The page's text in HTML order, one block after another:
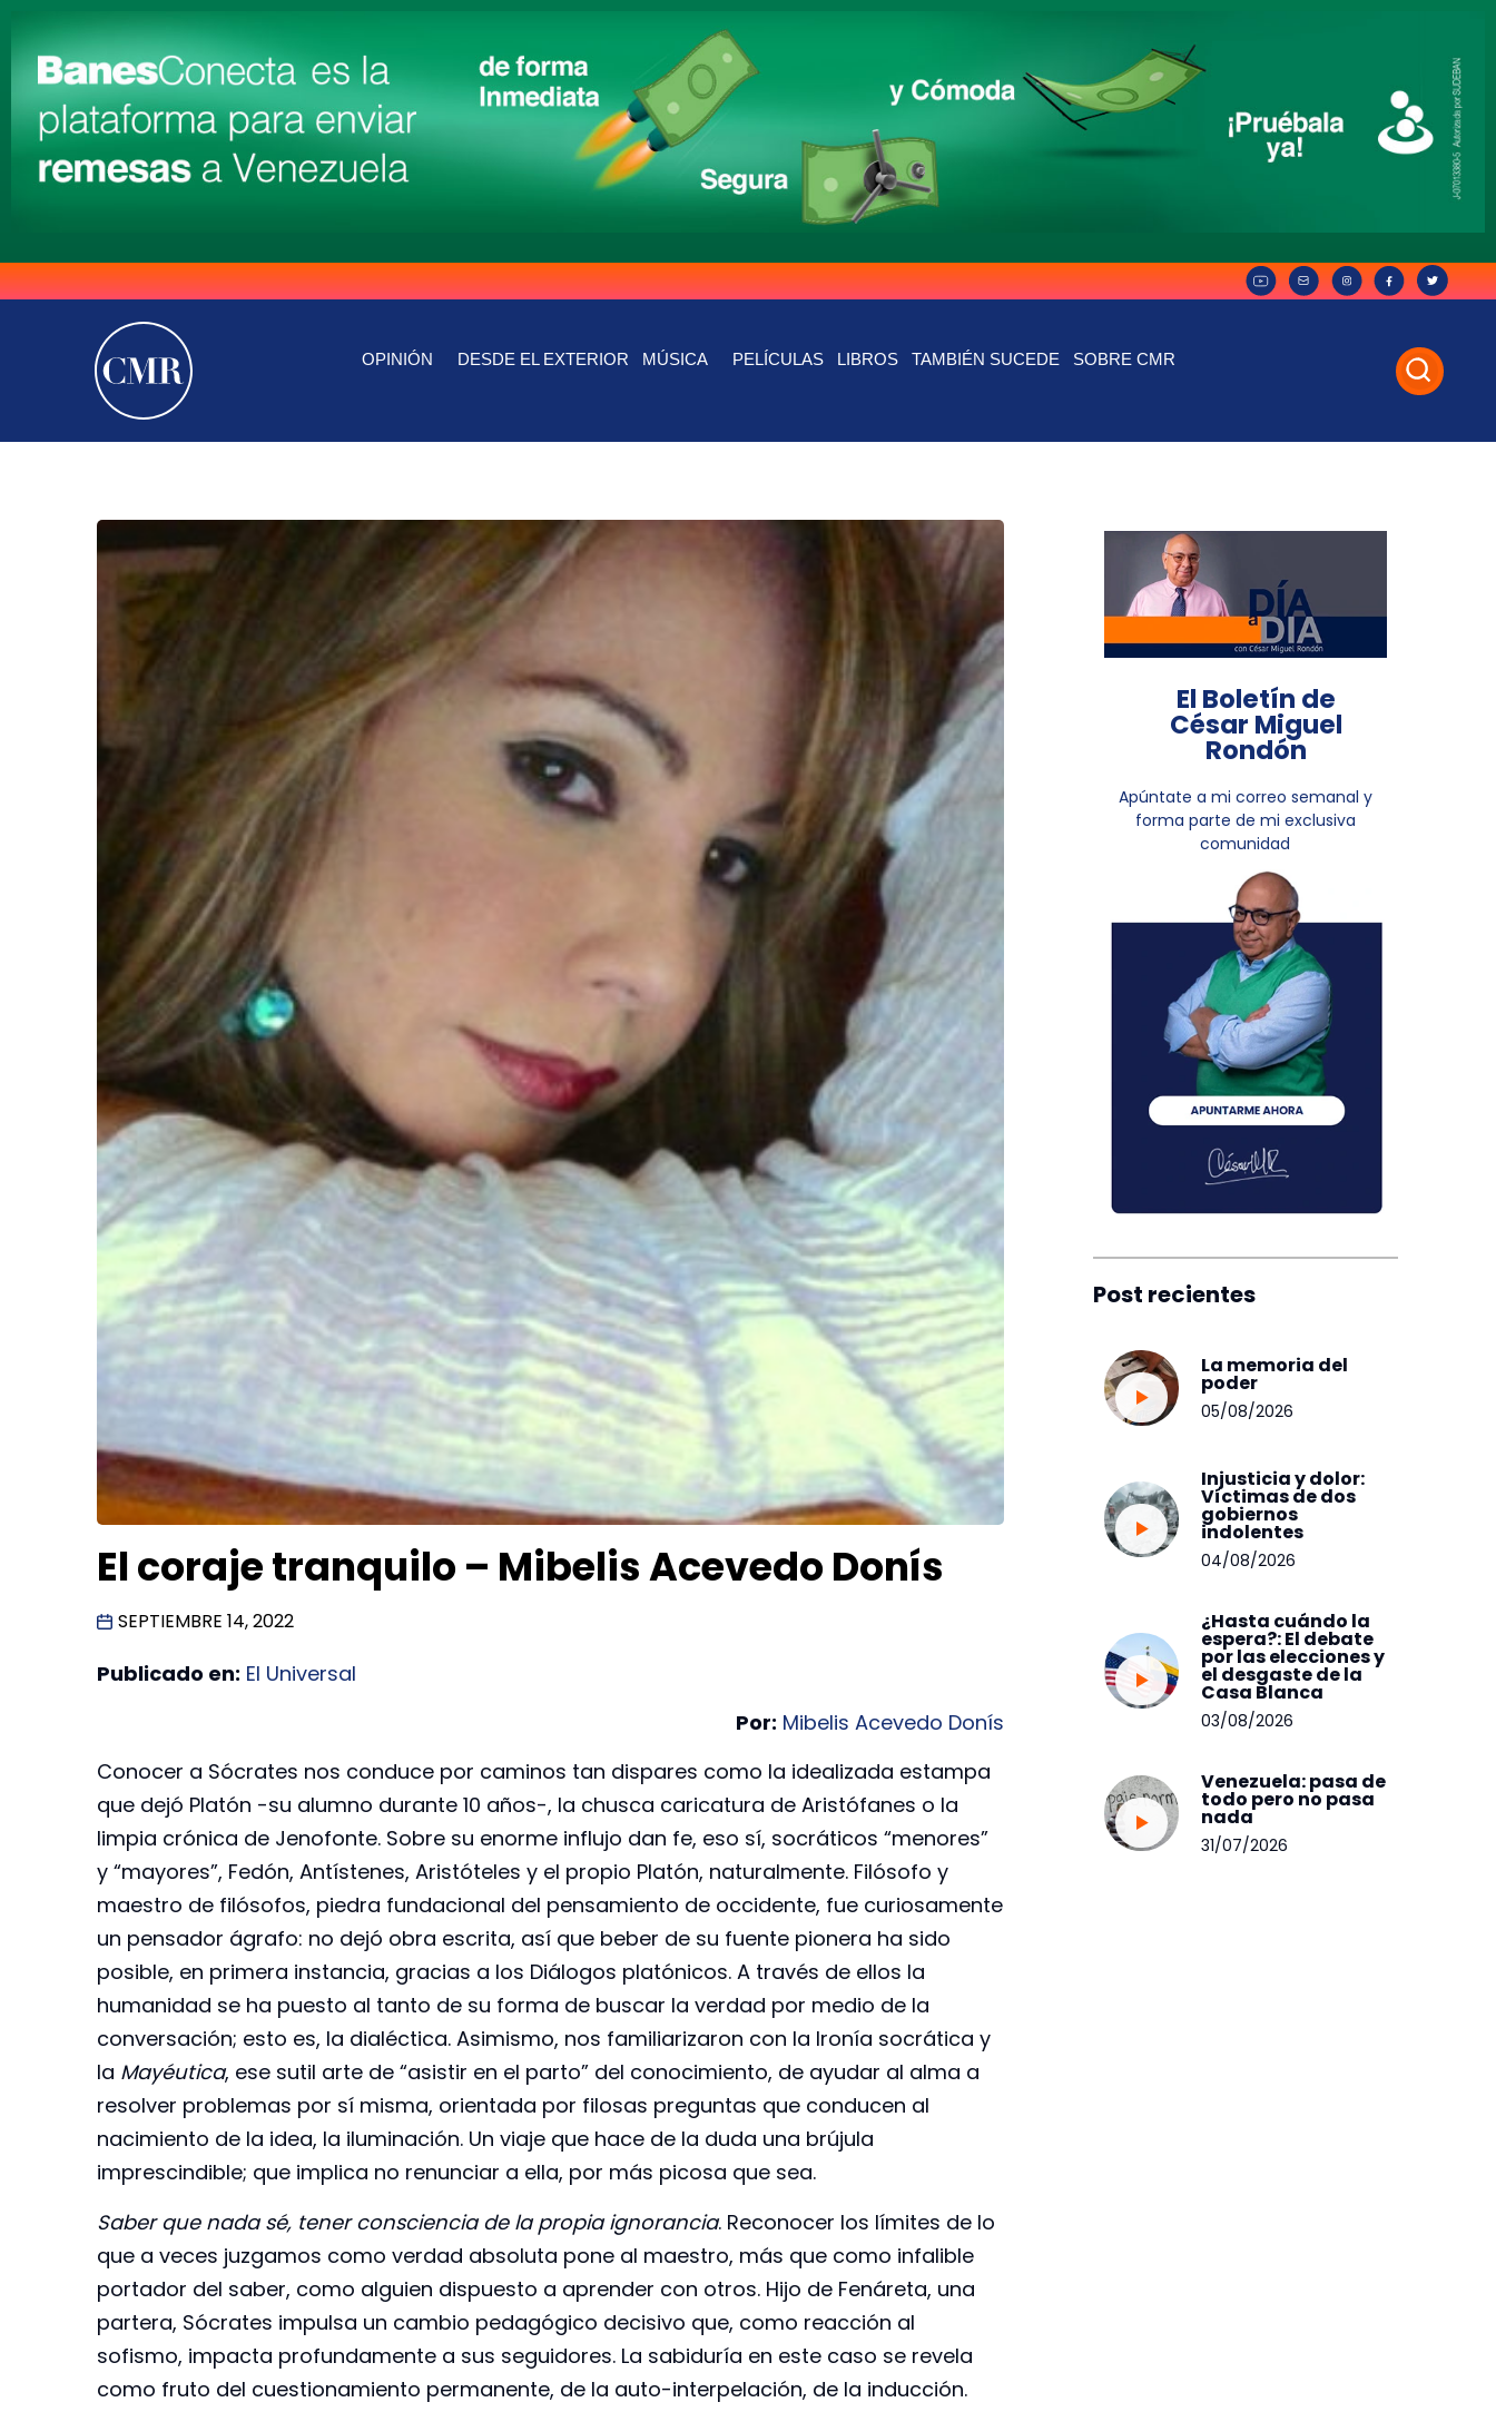
OPINIÓN DESDE EL EXTERIOR MÚSICA PELÍCULAS LIBROS TAMBIÉN SUCEDE SOBRE CMR
El coraje tranquilo – Mibelis Acevedo Donís
SEPTIEMBRE 14, 2022
Publicado en: El Universal
Por: Mibelis Acevedo Donís
Conocer a Sócrates nos conduce por caminos tan dispares como la idealizada estampa
que dejó Platón -su alumno durante 10 años-, la chusca caricatura de Aristófanes o la
limpia crónica de Jenofonte. Sobre su enorme influjo dan fe, eso sí, socráticos “menores”
y “mayores”, Fedón, Antístenes, Aristóteles y el propio Platón, naturalmente. Filósofo y
maestro de filósofos, piedra fundacional del pensamiento de occidente, fue curiosamente
un pensador ágrafo: no dejó obra escrita, así que beber de su fuente pionera ha sido
posible, en primera instancia, gracias a los Diálogos platónicos. A través de ellos la
humanidad se ha puesto al tanto de su forma de buscar la verdad por medio de la
conversación; esto es, la dialéctica. Asimismo, nos familiarizaron con la Ironía socrática y
la Mayéutica, ese sutil arte de “asistir en el parto” del conocimiento, de ayudar al alma a
resolver problemas por sí misma, orientada por filosas preguntas que conducen al
nacimiento de la idea, la iluminación. Un viaje que hace de la duda una brújula
imprescindible; que implica no renunciar a ella, por más picosa que sea.
Saber que nada sé, tener consciencia de la propia ignorancia. Reconocer los límites de lo
que a veces juzgamos como verdad absoluta pone al maestro, más que como infalible
portador del saber, como alguien dispuesto a aprender con otros. Hijo de Fenáreta, una
partera, Sócrates impulsa un cambio pedagógico decisivo que, como reacción al
sofismo, impacta profundamente a sus seguidores. La sabiduría en este caso se revela
como fruto del cuestionamiento permanente, de la auto-interpelación, de la inducción.
El Boletín de
César Miguel
Rondón
Apúntate a mi correo semanal y
forma parte de mi exclusiva
comunidad
Post recientes
La memoria del
poder
05/08/2026
Injusticia y dolor:
Víctimas de dos
gobiernos
indolentes
04/08/2026
¿Hasta cuándo la
espera?: El debate
por las elecciones y
el desgaste de la
Casa Blanca
03/08/2026
Venezuela: pasa de
todo pero no pasa
nada
31/07/2026